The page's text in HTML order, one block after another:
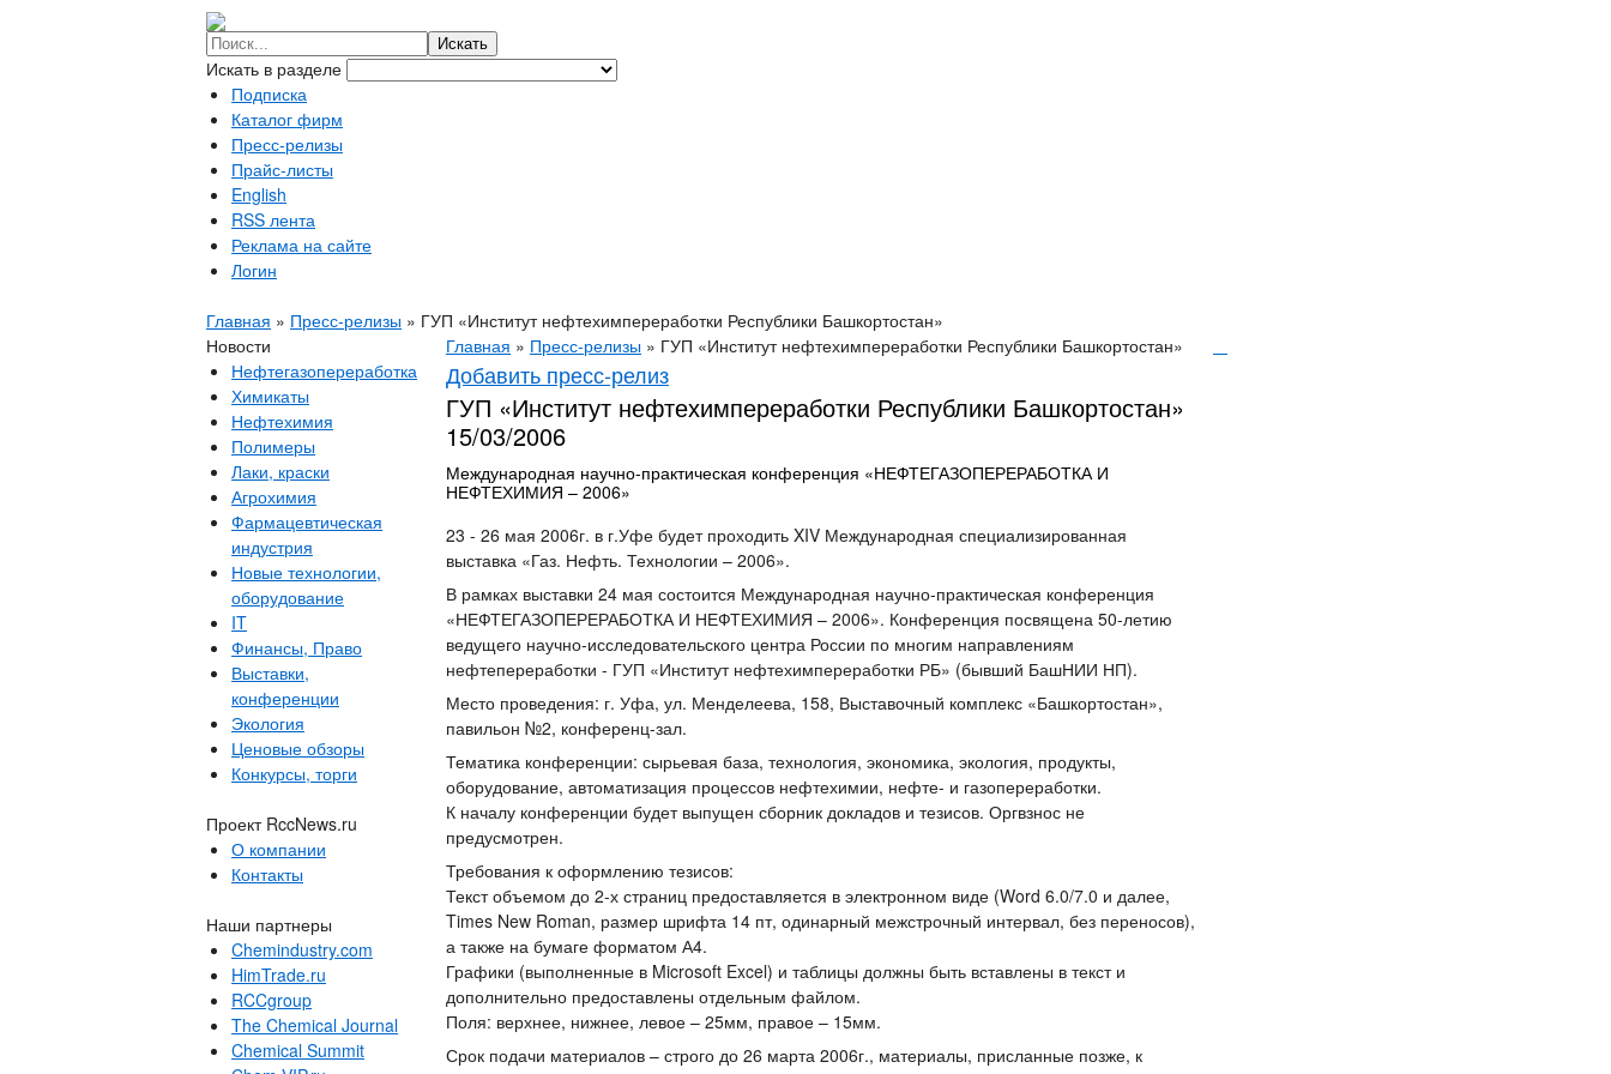
Искать в разделе
Подписка
Каталог фирм
Пресс-релизы
Прайс-листы
English
RSS лента
Реклама на сайте
Логин
Главная » Пресс-релизы » ГУП «Институт нефтехимпереработки Республики Башкортостан»
Новости
Нефтегазопереработка
Химикаты
Нефтехимия
Полимеры
Лаки, краски
Агрохимия
Фармацевтическая
индустрия
Новые технологии,
оборудование
IT
Финансы, Право
Выставки,
конференции
Экология
Ценовые обзоры
Конкурсы, торги
Проект RccNews.ru
О компании
Контакты
Наши партнеры
Chemindustry.com
HimTrade.ru
RCCgroup
The Chemical Journal
Chemical Summit
Главная » Пресс-релизы » ГУП «Институт нефтехимпереработки Республики Башкортостан»
Добавить пресс-релиз
ГУП «Институт нефтехимпереработки Республики Башкортостан»
15/03/2006
Международная научно-практическая конференция «НЕФТЕГАЗОПЕРЕРАБОТКА И
НЕФТЕХИМИЯ – 2006»
23 - 26 мая 2006г. в г.Уфе будет проходить XIV Международная специализированная
выставка «Газ. Нефть. Технологии – 2006».
В рамках выставки 24 мая состоится Международная научно-практическая конференция
«НЕФТЕГАЗОПЕРЕРАБОТКА И НЕФТЕХИМИЯ – 2006». Конференция посвящена 50-летию
ведущего научно-исследовательского центра России по многим направлениям
нефтепереработки - ГУП «Институт нефтехимпереработки РБ» (бывший БашНИИ НП).
Место проведения: г. Уфа, ул. Менделеева, 158, Выставочный комплекс «Башкортостан»,
павильон №2, конференц-зал.
Тематика конференции: сырьевая база, технология, экономика, экология, продукты,
оборудование, автоматизация процессов нефтехимии, нефте- и газопереработки.
К началу конференции будет выпущен сборник докладов и тезисов. Оргвзнос не
предусмотрен.
Требования к оформлению тезисов:
Текст объемом до 2-х страниц предоставляется в электронном виде (Word 6.0/7.0 и далее,
Times New Roman, размер шрифта 14 пт, одинарный межстрочный интервал, без переносов),
а также на бумаге форматом А4.
Графики (выполненные в Microsoft Excel) и таблицы должны быть вставлены в текст и
дополнительно предоставлены отдельным файлом.
Поля: верхнее, нижнее, левое – 25мм, правое – 15мм.
Срок подачи материалов – строго до 26 марта 2006г., материалы, присланные позже, к